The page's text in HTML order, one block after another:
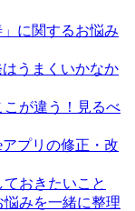
に関するお悩み
うまくいかなか
が違う！見るべ
アプリの修正・改
おきたいこと
みを一緒に整理